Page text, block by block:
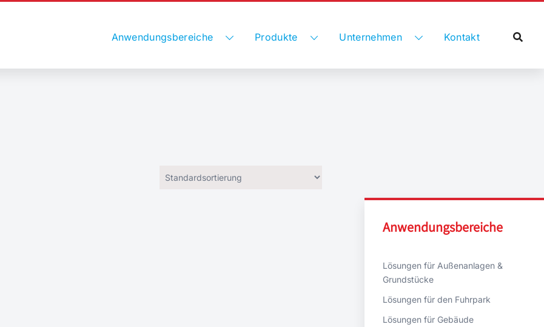
Anwendungsbereiche Produkte Unternehmen Kontakt
Anwendungsbereiche
Lösungen für Außenanlagen &
Grundstücke
Lösungen für den Fuhrpark
Lösungen für Gebäude